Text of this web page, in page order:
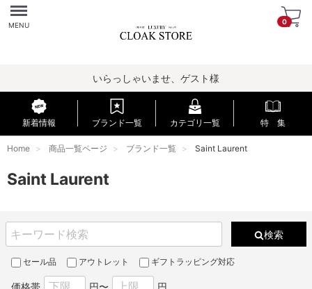
Menu
MENU 0
いらっしゃいませ、ゲスト様
新着情報 ブランド一覧 カテゴリ一覧 特 集
Home 商品一覧ページ ブランド一覧 Saint Laurent
Saint Laurent
検索
セール品 アウトレット ギフトラッピング対応